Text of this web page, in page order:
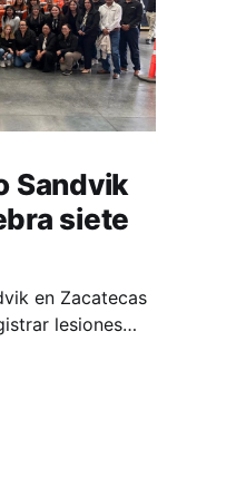
Sandvik
siete
en Zacatecas
lesiones
de seguridad